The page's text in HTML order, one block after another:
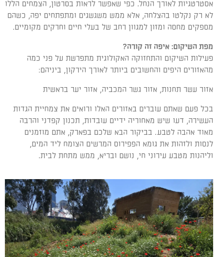
אסטרטגיות לאורך הנחל. כפי שאפשר לראות בסרטון, הצמחים הללו
לא רק נקלטו בהצלחה, אלא ממש משגשגים ומתפתחים יפה, כשהם
מספקים מחסה ומזון למגוון רחב של בעלי חיים וחרקים מקומיים.
מפת השיקום: איפה זה קורה?
פעילות השיקום והתחזוקה האקולוגית מתפרשת על פני כמה
מהאזורים היפים והחשובים ביותר לאורך הירקון, ביניהם:
אזור עשר תחנות, אזור גשר המכביה, אזור יער בראשית
בכל פעם שאתם עוברים באזורים האלו ורואים את צמחיית הגדות
העשירה, דעו שיש מאחוריה ידיים עובדות, תכנון קפדני והרבה
מאוד אהבה לטבע. בביקור הבא שלכם בפארק, אתם מוזמנים
לנסות ולזהות את גומא הפפירוס המרשים הצומח ליד המים,
וליהנות מטבע עירוני חי, נושם ובריא, ממש מתחת לבית.